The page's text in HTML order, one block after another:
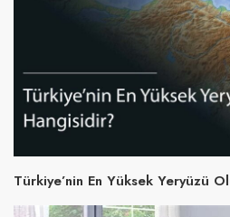
Türkiye’nin En Yüksek Yeryüzü